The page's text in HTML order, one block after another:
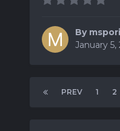
By
January 5,
PREV 1 2